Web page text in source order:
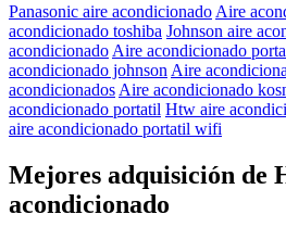
Panasonic aire acondicionado Aire
acondicionado toshiba Johnson aire
acondicionado Aire acondicionado
acondicionado johnson Aire
acondicionados Aire acondicionado
acondicionado portatil Htw aire
aire acondicionado portatil wifi
Mejores adquisición de
acondicionado